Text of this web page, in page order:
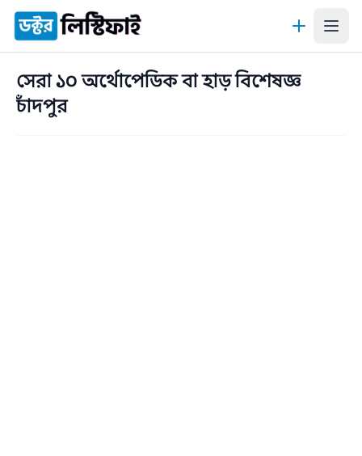
কন্টেন্টে যান
সেরা ১০ অর্থোপেডিক বা হাড় বিশেষজ্ঞ
চাঁদপুর